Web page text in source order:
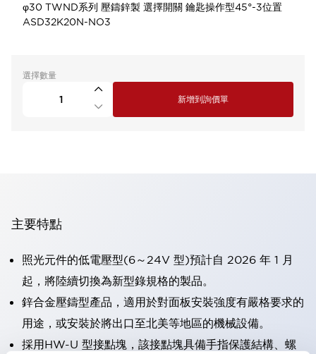
φ30 TWND系列 壓鑄鋅製 選擇開關 鑰匙操作型45°-3位置
ASD32K20N-NO3
選擇數量
新增到詢價單
主要特點
照光元件的低電壓型(6～24V 型)預計自 2026 年 1 月
起，將陸續切換為新型錄規格的製品。
鋅合金壓鑄型產品，適用於對面板安裝強度有嚴格要求的
用途，或安裝於將出口至北美等地區的機械設備。
採用HW-U 型接點塊，該接點塊具備手指保護結構、螺